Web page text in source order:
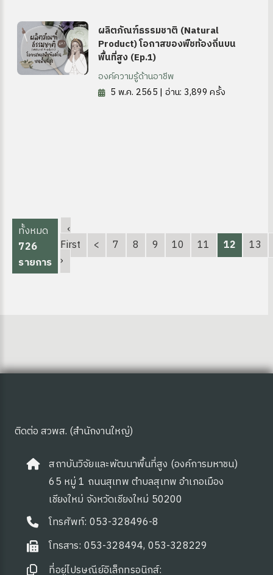
ผลิตภัณฑ์ธรรมชาติ (Natural
Product) โอกาสของพืชท้องถิ่นบน
พื้นที่สูง (Ep.1)
องค์ความรู้ด้านอาชีพ
5 พ.ค. 2565 | อ่าน: 3,899 ครั้ง
ทั้งหมด
726
รายการ
‹
First
< 7 8 9 10 11 12
13
›
ติดต่อ สวพส. (สำนักงานใหญ่)
สถาบันวิจัยและพัฒนาพื้นที่สูง (องค์การมหาชน)
65 หมู่ 1 ถนนสุเทพ ตำบลสุเทพ อำเภอเมือง
เชียงใหม่ จังหวัดเชียงใหม่ 50200
โทรศัพท์: 053-328496-8
โทรสาร: 053-328494, 053-328229
ที่อยู่ไปรษณีย์อิเล็กทรอนิกส์:
มบ้าน)